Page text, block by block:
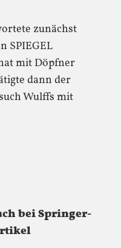
zunächst
SPIEGEL
mit Döpfner
dann der
Wulffs mit
bei Springer-